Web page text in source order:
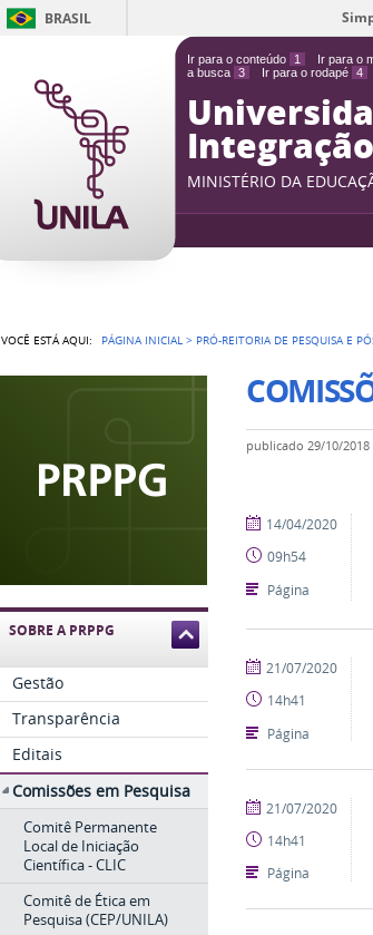
Ir para o conteúdo 1 Ir para o
a busca 3 Ir para o rodapé 4
BRASIL
MINISTÉRIO DA
VOCÊ ESTÁ AQUI: PÁGINA INICIAL > PRÓ-REITORIA DE PESQUISA E
SOBRE A PRPPG
Gestão
Transparência
Editais
Comissões em Pesquisa
Comitê Permanente
Local de Iniciação
Científica - CLIC
Comitê de Ética em
Pesquisa (CEP/UNILA)
publicado 29/10/2018
publicado
14/04/2020
09h54
Página
publicado
21/07/2020
14h41
Página
publicado
21/07/2020
14h41
Página